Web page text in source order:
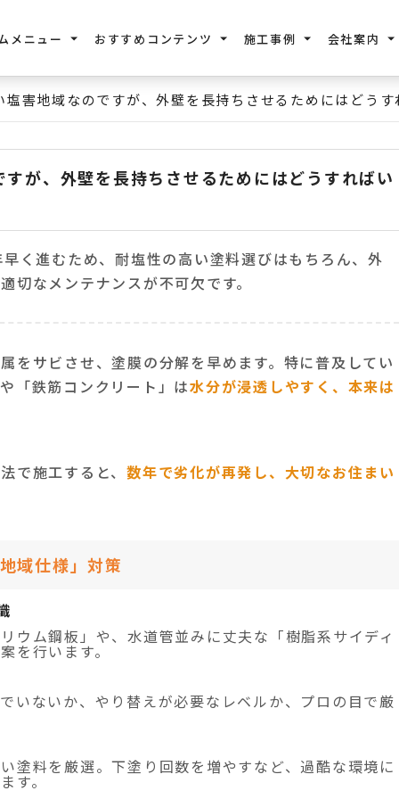
メニュー おすすめコンテンツ 施工事例 会社案内
塩害地域なのですが、外壁を長持ちさせるためにはどう
が、外壁を長持ちさせるためにはどうすればい
く進むため、耐塩性の高い塗料選びはもちろん、外
切なメンテナンスが不可欠です。
をサビさせ、塗膜の分解を早めます。特に普及してい
「鉄筋コンクリート」は水分が浸透しやすく、本来は
で施工すると、 数年で劣化が再発し、大切なお住まい
域仕様」対策
ウム鋼板」や、水道管並みに丈夫な「樹脂系サイディ
を行います。
いないか、やり替えが必要なレベルか、プロの目で厳
塗料を厳選。下塗り回数を増やすなど、過酷な環境に
す。